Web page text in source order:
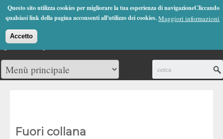
Questo sito utilizza cookies per migliorare la tua esperienza di navigazioneCliccando
qualsiasi link della pagina acconsenti all'utilizzo dei cookies.Maggiori informazioni
Accetto
Jump to Navigation
(0)
Fuori collana